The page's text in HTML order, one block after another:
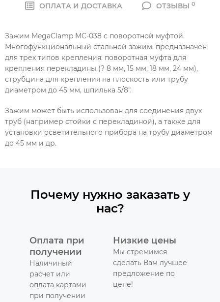
ОПЛАТА И ДОСТАВКА
ОТЗЫВЫ 0
Зажим MegaClamp MC-038 с поворотной муфтой.
Многофункциональный стальной зажим, предназначен
для трех типов крепления: поворотная муфта для
крепления перекладины (? 8 мм, 15 мм, 18 мм, 24 мм),
струбцина для крепления на плоскость или трубу
диаметром до 45 мм, шпилька 5/8".
Зажим может быть использован для соединения двух
труб (например стойки с перекладиной), а также для
установки осветительного прибора на трубу диаметром
до 45 мм и др.
Почему нужно заказать у
нас?
Оплата при
получении
Наличиный
расчет или
оплата картами
при получении
Низкие цены
Мы стремимся
сделать Вам лучшее
предложение по
цене!